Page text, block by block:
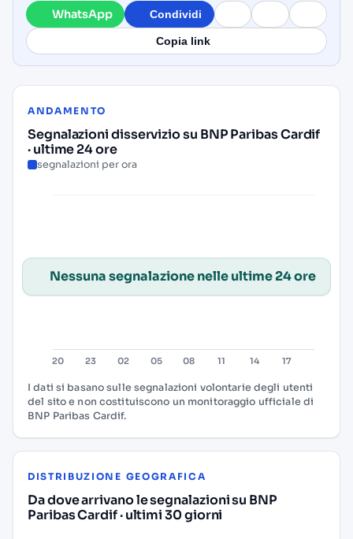
WhatsApp Condividi
Copia link
ANDAMENTO
Segnalazioni disservizio su BNP Paribas Cardif
· ultime 24 ore
segnalazioni per ora
Nessuna segnalazione nelle ultime 24 ore
I dati si basano sulle segnalazioni volontarie degli utenti
del sito e non costituiscono un monitoraggio ufficiale di
BNP Paribas Cardif.
DISTRIBUZIONE GEOGRAFICA
Da dove arrivano le segnalazioni su BNP
Paribas Cardif · ultimi 30 giorni